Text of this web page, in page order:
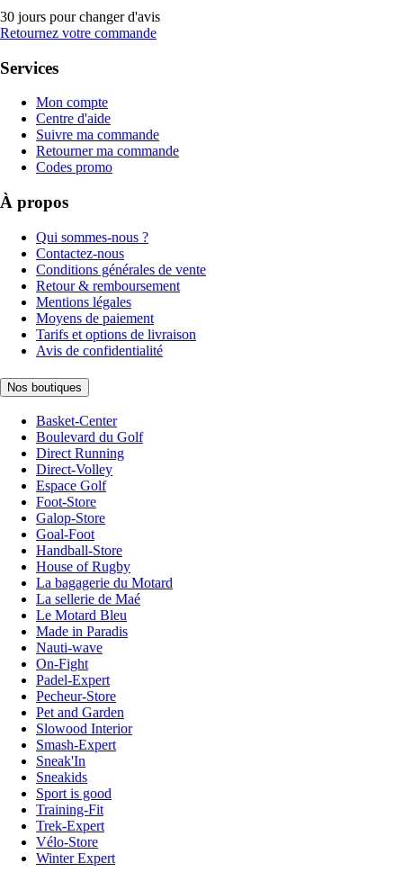
30 jours pour changer d'avis
Retournez votre commande
Services
Mon compte
Centre d'aide
Suivre ma commande
Retourner ma commande
Codes promo
À propos
Qui sommes-nous ?
Contactez-nous
Conditions générales de vente
Retour & remboursement
Mentions légales
Moyens de paiement
Tarifs et options de livraison
Avis de confidentialité
Nos boutiques
Basket-Center
Boulevard du Golf
Direct Running
Direct-Volley
Espace Golf
Foot-Store
Galop-Store
Goal-Foot
Handball-Store
House of Rugby
La bagagerie du Motard
La sellerie de Maé
Le Motard Bleu
Made in Paradis
Nauti-wave
On-Fight
Padel-Expert
Pecheur-Store
Pet and Garden
Slowood Interior
Smash-Expert
Sneak'In
Sneakids
Sport is good
Training-Fit
Trek-Expert
Vélo-Store
Winter Expert